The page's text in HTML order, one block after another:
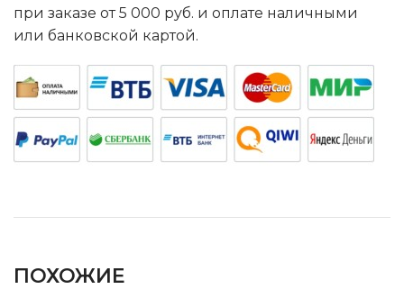
при заказе от 5 000 руб. и оплате наличными
или банковской картой.
ПОХОЖИЕ